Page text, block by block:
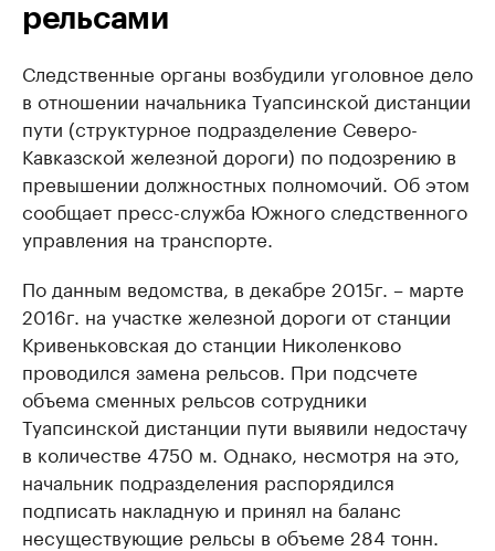
рельсами
Следственные органы возбудили уголовное дело
в отношении начальника Туапсинской дистанции
пути (структурное подразделение Северо-
Кавказской железной дороги) по подозрению в
превышении должностных полномочий. Об этом
сообщает пресс-служба Южного следственного
управления на транспорте.
По данным ведомства, в декабре 2015г. – марте
2016г. на участке железной дороги от станции
Кривеньковская до станции Николенково
проводился замена рельсов. При подсчете
объема сменных рельсов сотрудники
Туапсинской дистанции пути выявили недостачу
в количестве 4750 м. Однако, несмотря на это,
начальник подразделения распорядился
подписать накладную и принял на баланс
несуществующие рельсы в объеме 284 тонн.